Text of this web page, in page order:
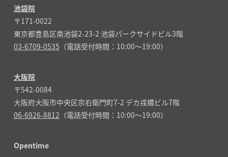
池袋院
〒171-0022
東京都豊島区南池袋2-23-2 池袋パークサイドビル3階
03-6709-0535 （電話受付時間：10:00～19:00）
大阪院
〒542-0084
大阪府大阪市中央区宗右衛門町7-2 デカ戎橋ビル7階
06-6926-8812 （電話受付時間：10:00～19:00）
Opentime